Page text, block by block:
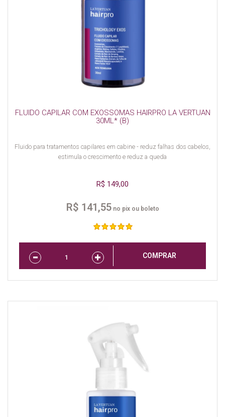
FLUIDO CAPILAR COM EXOSSOMAS HAIRPRO LA VERTUAN
30ML* (B)
Fluido para tratamentos capilares em cabine - reduz falhas dos cabelos,
estimula o crescimento e reduz a queda
R$ 149,00
R$ 141,55no pix ou boleto
COMPRAR